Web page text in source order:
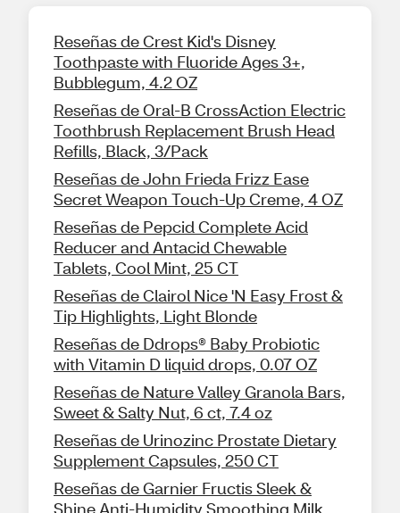
Reseñas de Crest Kid's Disney
Toothpaste with Fluoride Ages 3+,
Bubblegum, 4.2 OZ
Reseñas de Oral-B CrossAction Electric
Toothbrush Replacement Brush Head
Refills, Black, 3/Pack
Reseñas de John Frieda Frizz Ease
Secret Weapon Touch-Up Creme, 4 OZ
Reseñas de Pepcid Complete Acid
Reducer and Antacid Chewable
Tablets, Cool Mint, 25 CT
Reseñas de Clairol Nice 'N Easy Frost &
Tip Highlights, Light Blonde
Reseñas de Ddrops® Baby Probiotic
with Vitamin D liquid drops, 0.07 OZ
Reseñas de Nature Valley Granola Bars,
Sweet & Salty Nut, 6 ct, 7.4 oz
Reseñas de Urinozinc Prostate Dietary
Supplement Capsules, 250 CT
Reseñas de Garnier Fructis Sleek &
Shine Anti-Humidity Smoothing Milk,